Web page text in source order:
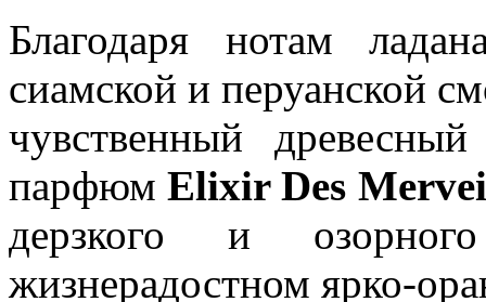
Благодаря нотам
сиамской и перуанской
чувственный
парфюмElixir Des
дерзкого и
жизнерадостном ярко-